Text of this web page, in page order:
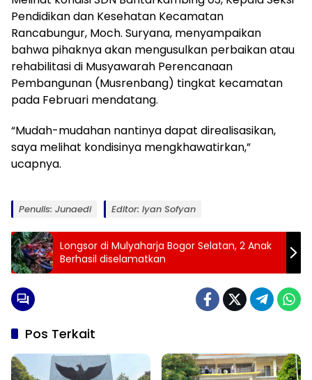
Pendidikan dan Kesehatan Kecamatan
Rancabungur, Moch. Suryana, menyampaikan
bahwa pihaknya akan mengusulkan perbaikan atau
rehabilitasi di Musyawarah Perencanaan
Pembangunan (Musrenbang) tingkat kecamatan
pada Februari mendatang.
“Mudah-mudahan nantinya dapat direalisasikan,
saya melihat kondisinya mengkhawatirkan,”
ucapnya.
Penulis: Junaedi Editor: Iyan Sofyan
Longsor di Mulyaharja Bogor Selatan, 2 Anak
Berhasil diselamatkan
Pos Terkait